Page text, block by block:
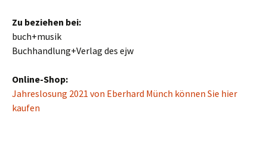
Zu beziehen bei:
buch+musik
Buchhandlung+Verlag des ejw
Online-Shop:
Jahreslosung 2021 von Eberhard Münch können Sie hier
kaufen